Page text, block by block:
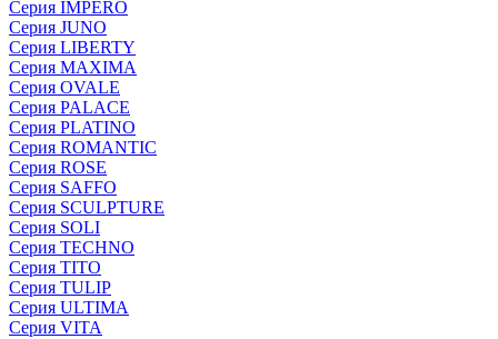
Серия IMPERO
Серия JUNO
Серия LIBERTY
Серия MAXIMA
Серия OVALE
Серия PALACE
Серия PLATINO
Серия ROMANTIC
Серия ROSE
Серия SAFFO
Серия SCULPTURE
Серия SOLI
Серия TECHNO
Серия TITO
Серия TULIP
Серия ULTIMA
Серия VITA